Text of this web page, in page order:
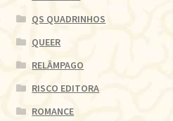
QS QUADRINHOS
QUEER
RELÂMPAGO
RISCO EDITORA
ROMANCE